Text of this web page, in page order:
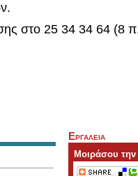
στο 25 34 34 64 (8
Εργαλεια
Μοιράσου